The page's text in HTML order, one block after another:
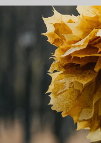
Дождей в Москвене
телеканалу«360»
Он подчеркнул, что
самым сухим за
миллиметров
нормы.